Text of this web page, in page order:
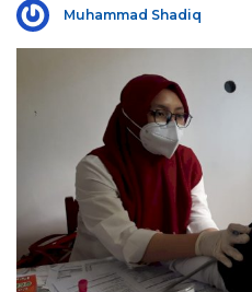
Muhammad Shadiq